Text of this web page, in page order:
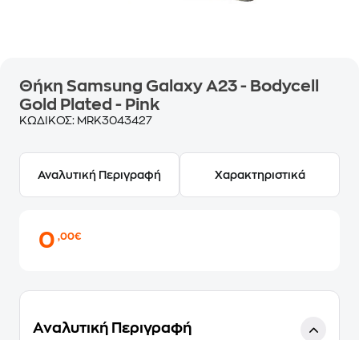
Θήκη Samsung Galaxy A23 - Bodycell
Gold Plated - Pink
ΚΩΔΙΚΟΣ: MRK3043427
Αναλυτική Περιγραφή Χαρακτηριστικά
0,00€
Αναλυτική Περιγραφή